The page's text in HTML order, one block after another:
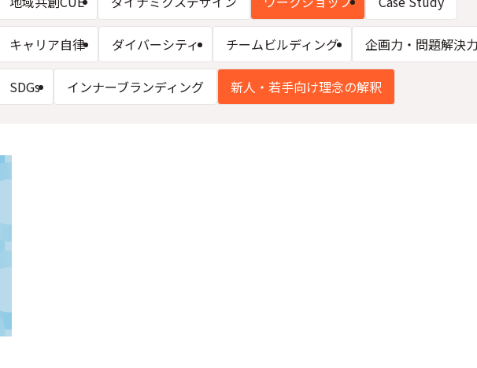
キャリア自律 ダイバーシティ チームビルディング 企画力・問題解決
SDGs インナーブランディング 新人・若手向け理念の解釈